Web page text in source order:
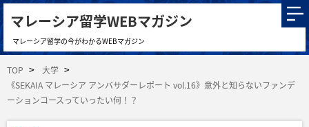
マレーシア留学WEBマガジン
マレーシア留学の今がわかるWEBマガジン
TOP
大学
《SEKAIA マレーシア アンバサダーレポート vol.16》意外と知らないファンデ
ーションコースっていったい何！？